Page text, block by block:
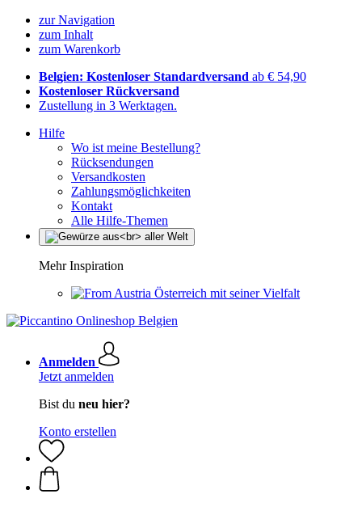
zur Navigation
zum Inhalt
zum Warenkorb
Belgien: Kostenloser Standardversand ab € 54,90
Kostenloser Rückversand
Zustellung in 3 Werktagen.
Hilfe
Wo ist meine Bestellung?
Rücksendungen
Versandkosten
Zahlungsmöglichkeiten
Kontakt
Alle Hilfe-Themen
Mehr Inspiration
Österreich mit seiner Vielfalt
Anmelden
Jetzt anmelden
Bist du neu hier?
Konto erstellen